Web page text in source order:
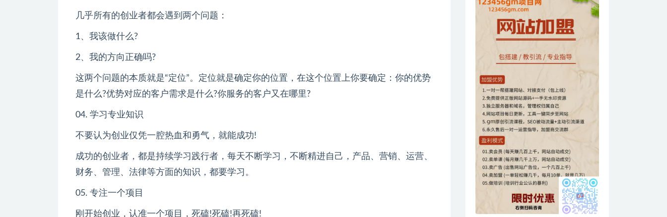
几乎所有的创业者都会遇到两个问题：
1、我该做什么?
2、我的方向正确吗?
这两个问题的本质就是“定位”。定位就是确定你的位置，在这个位置上你要确定：你的优势
是什么?优势对应的客户需求是什么?你服务的客户又在哪里?
04. 学习专业知识
不要认为创业仅凭一腔热血和勇气，就能成功!
成功的创业者，都是持续学习践行者，每天不断学习，不断精进自己，产品、营销、运营、
财务、管理、法律等方面的知识，都要学习。
05. 专注一个项目
刚开始创业，认准一个项目，死磕!死磕!再死磕!